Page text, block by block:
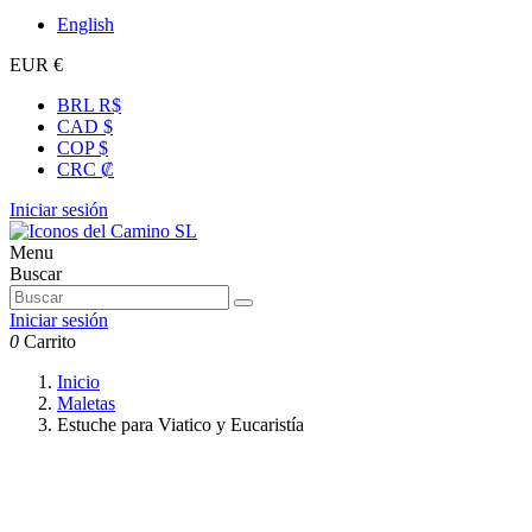
English
EUR €
BRL R$
CAD $
COP $
CRC ₡
Iniciar sesión
Menu
Buscar
Iniciar sesión
0 Carrito
Inicio
Maletas
Estuche para Viatico y Eucaristía